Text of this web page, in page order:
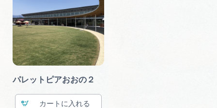
パレットピアおおの２
カート